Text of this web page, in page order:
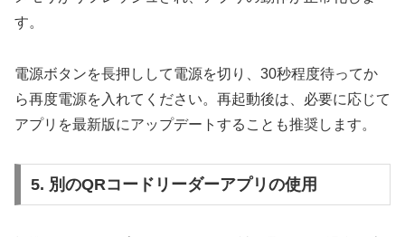
す。
電源ボタンを長押しして電源を切り、30秒程度待ってか
ら再度電源を入れてください。再起動後は、必要に応じて
アプリを最新版にアップデートすることも推奨します。
5. 別のQRコードリーダーアプリの使用